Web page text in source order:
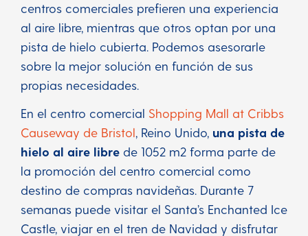
centros comerciales prefieren una experiencia
al aire libre, mientras que otros optan por una
pista de hielo cubierta. Podemos asesorarle
sobre la mejor solución en función de sus
propias necesidades.
En el centro comercial Shopping Mall at Cribbs
Causeway de Bristol , Reino Unido, una pista de
hielo al aire libre de 1052 m2 forma parte de
la promoción del centro comercial como
destino de compras navideñas. Durante 7
semanas puede visitar el Santa’s Enchanted Ice
Castle, viajar en el tren de Navidad y disfrutar